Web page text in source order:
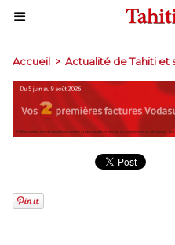
Accueil > Actualité de Tahiti et